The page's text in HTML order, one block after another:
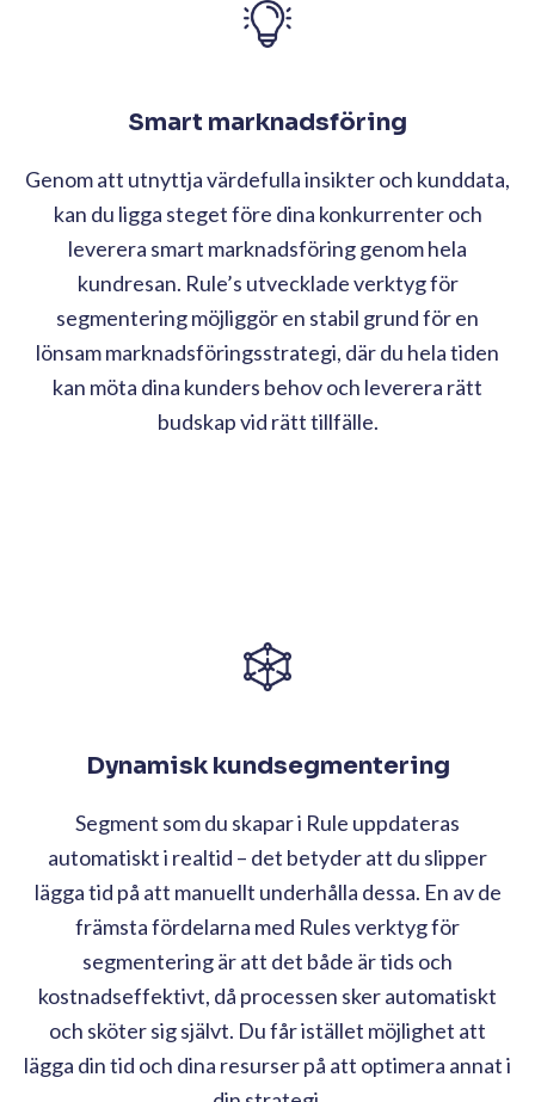
Smart marknadsföring
Genom att utnyttja värdefulla insikter och kunddata,
kan du ligga steget före dina konkurrenter och
leverera smart marknadsföring genom hela
kundresan. Rule’s utvecklade verktyg för
segmentering möjliggör en stabil grund för en
lönsam marknadsföringsstrategi, där du hela tiden
kan möta dina kunders behov och leverera rätt
budskap vid rätt tillfälle.
Dynamisk kundsegmentering
Segment som du skapar i Rule uppdateras
automatiskt i realtid – det betyder att du slipper
lägga tid på att manuellt underhålla dessa. En av de
främsta fördelarna med Rules verktyg för
segmentering är att det både är tids och
kostnadseffektivt, då processen sker automatiskt
och sköter sig självt. Du får istället möjlighet att
lägga din tid och dina resurser på att optimera annat i